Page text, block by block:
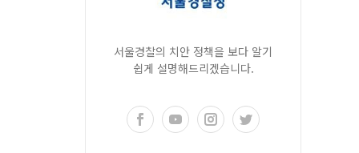
서울경찰의 치안 정책을 보다 알기
쉽게 설명해드리겠습니다.